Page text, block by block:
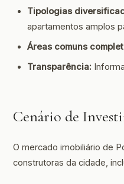
Tipologias
apartamentos amplos
Áreas comuns
Transparência:
Cenário de
O mercado imobiliário de
construtoras da cidade,